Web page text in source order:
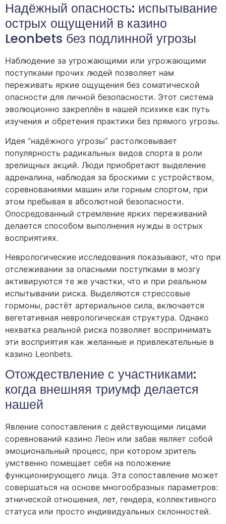
Надёжный опасность: испытывание
острых ощущений в казино
Leonbets без подлинной угрозы
Наблюдение за угрожающими или угрожающими
поступками прочих людей позволяет нам
переживать яркие ощущения без соматической
опасности для личной безопасности. Этот система
эволюционно закреплён в нашей психике как путь
изучения и обретения практики без прямого угрозы.
Идея “надёжного угрозы” растолковывает
популярность радикальных видов спорта в роли
зрелищных акций. Люди приобретают выделение
адреналина, наблюдая за броскими с устройством,
соревнованиями машин или горным спортом, при
этом пребывая в абсолютной безопасности.
Опосредованный стремление ярких переживаний
делается способом выполнения нужды в острых
восприятиях.
Неврологические исследования показывают, что при
отслеживании за опасными поступками в мозгу
активируются те же участки, что и при реальном
испытывании риска. Выделяются стрессовые
гормоны, растёт артериальное сила, включается
вегетативная неврологическая структура. Однако
нехватка реальной риска позволяет воспринимать
эти восприятия как желанные и привлекательные в
казино Leonbets.
Отождествление с участниками:
когда внешняя триумф делается
нашей
Явление сопоставления с действующими лицами
соревнований казино Леон или забав являет собой
эмоциональный процесс, при котором зритель
умственно помещает себя на положение
функционирующего лица. Эта сопоставление может
совершаться на основе многообразных параметров:
этнической отношения, лет, гендера, коллективного
статуса или просто индивидуальных склонностей.